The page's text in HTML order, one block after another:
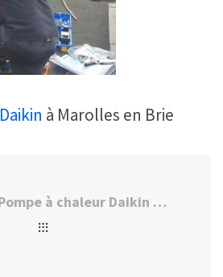
Daikin à Marolles en Brie
Installation Pompe à chaleur Daikin à Marolles en Brie